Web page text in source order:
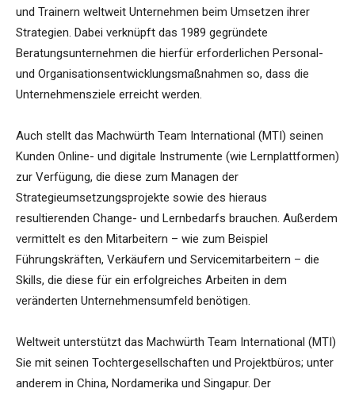
und Trainern weltweit Unternehmen beim Umsetzen ihrer
Strategien. Dabei verknüpft das 1989 gegründete
Beratungsunternehmen die hierfür erforderlichen Personal-
und Organisationsentwicklungsmaßnahmen so, dass die
Unternehmensziele erreicht werden.
Auch stellt das Machwürth Team International (MTI) seinen
Kunden Online- und digitale Instrumente (wie Lernplattformen)
zur Verfügung, die diese zum Managen der
Strategieumsetzungsprojekte sowie des hieraus
resultierenden Change- und Lernbedarfs brauchen. Außerdem
vermittelt es den Mitarbeitern – wie zum Beispiel
Führungskräften, Verkäufern und Servicemitarbeitern – die
Skills, die diese für ein erfolgreiches Arbeiten in dem
veränderten Unternehmensumfeld benötigen.
Weltweit unterstützt das Machwürth Team International (MTI)
Sie mit seinen Tochtergesellschaften und Projektbüros; unter
anderem in China, Nordamerika und Singapur. Der